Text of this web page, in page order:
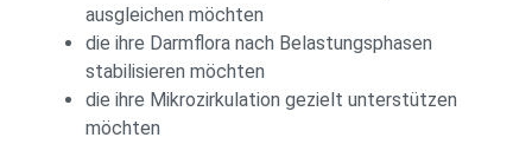
ausgleichen möchten
die ihre Darmflora nach Belastungsphasen
stabilisieren möchten
die ihre Mikrozirkulation gezielt unterstützen
möchten